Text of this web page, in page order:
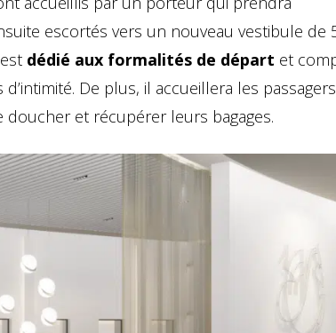
escortés vers un nouveau vestibule de
dédié aux formalités de départ et
De plus, il accueillera les
doucher et récupérer leurs bagages.